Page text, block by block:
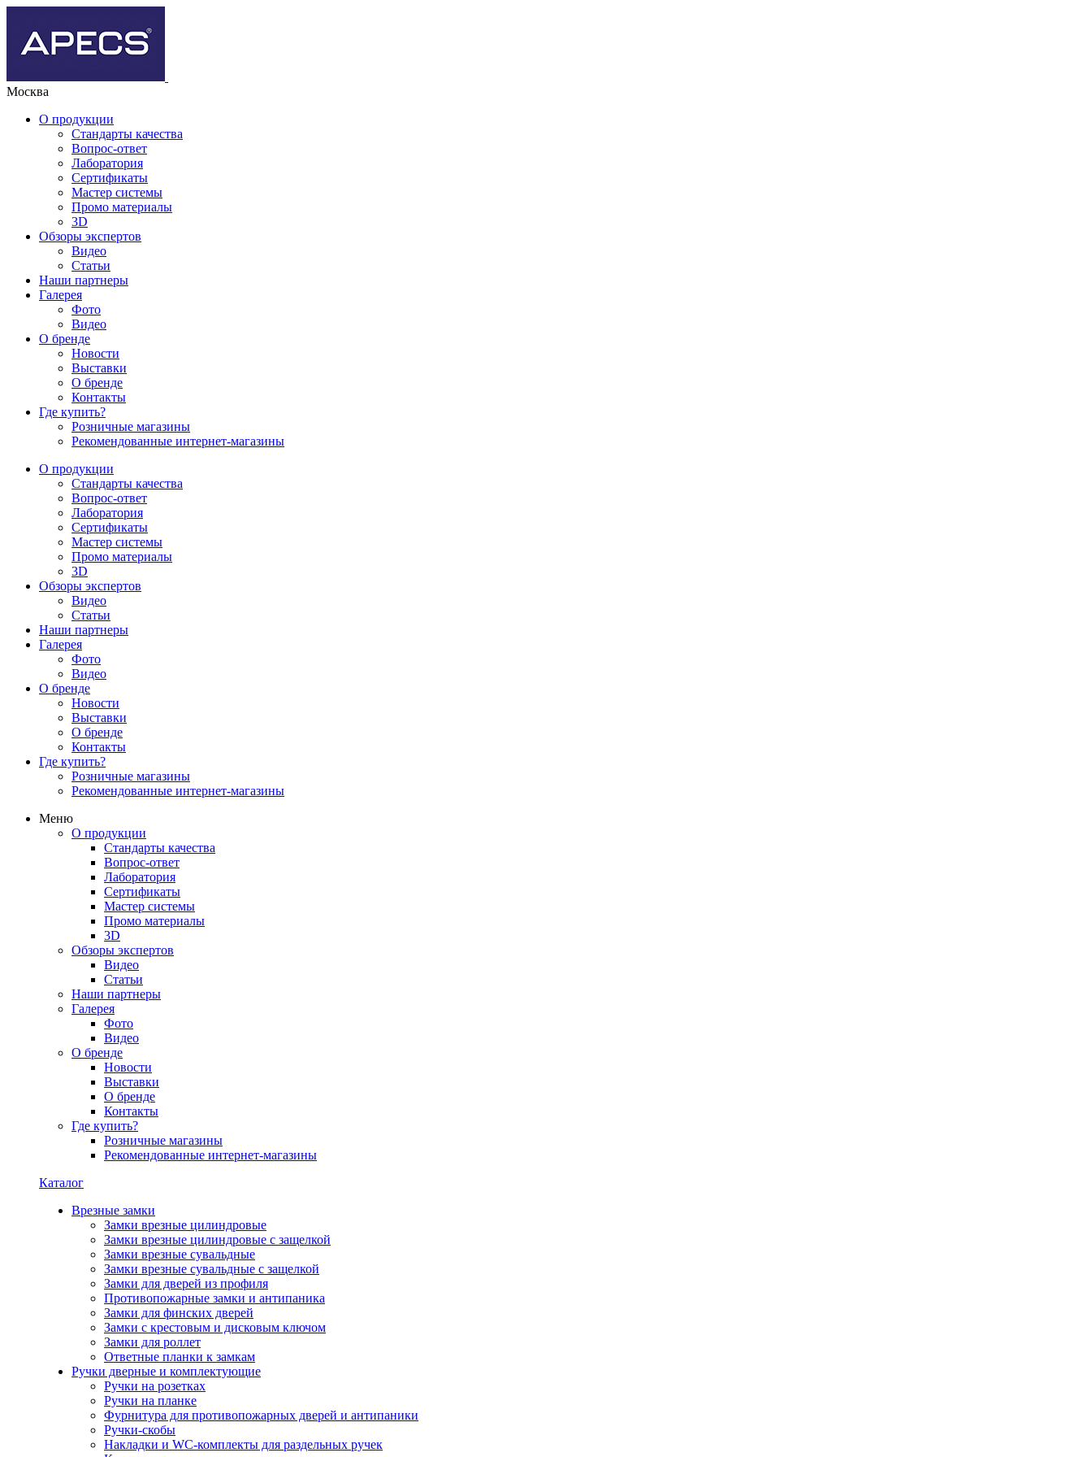
Москва
О продукции
Стандарты качества
Вопрос-ответ
Лаборатория
Сертификаты
Мастер системы
Промо материалы
3D
Обзоры экспертов
Видео
Статьи
Наши партнеры
Галерея
Фото
Видео
О бренде
Новости
Выставки
О бренде
Контакты
Где купить?
Розничные магазины
Рекомендованные интернет-магазины
О продукции
Стандарты качества
Вопрос-ответ
Лаборатория
Сертификаты
Мастер системы
Промо материалы
3D
Обзоры экспертов
Видео
Статьи
Наши партнеры
Галерея
Фото
Видео
О бренде
Новости
Выставки
О бренде
Контакты
Где купить?
Розничные магазины
Рекомендованные интернет-магазины
Меню
О продукции
Стандарты качества
Вопрос-ответ
Лаборатория
Сертификаты
Мастер системы
Промо материалы
3D
Обзоры экспертов
Видео
Статьи
Наши партнеры
Галерея
Фото
Видео
О бренде
Новости
Выставки
О бренде
Контакты
Где купить?
Розничные магазины
Рекомендованные интернет-магазины
Каталог
Врезные замки
Замки врезные цилиндровые
Замки врезные цилиндровые с защелкой
Замки врезные сувальдные
Замки врезные сувальдные с защелкой
Замки для дверей из профиля
Противопожарные замки и антипаника
Замки для финских дверей
Замки с крестовым и дисковым ключом
Замки для роллет
Ответные планки к замкам
Ручки дверные и комплектующие
Ручки на розетках
Ручки на планке
Фурнитура для противопожарных дверей и антипаники
Ручки-скобы
Накладки и WC-комплекты для раздельных ручек